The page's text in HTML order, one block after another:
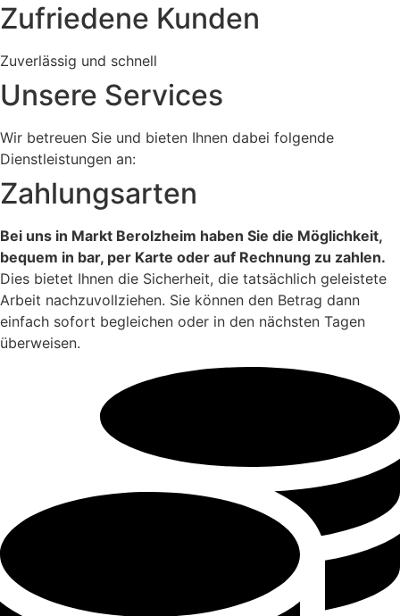
Zufriedene Kunden
Zuverlässig und schnell
Unsere Services
Wir betreuen Sie und bieten Ihnen dabei folgende
Dienstleistungen an:
Zahlungsarten
Bei uns in Markt Berolzheim haben Sie die Möglichkeit,
bequem in bar, per Karte oder auf Rechnung zu zahlen.
Dies bietet Ihnen die Sicherheit, die tatsächlich geleistete
Arbeit nachzuvollziehen. Sie können den Betrag dann
einfach sofort begleichen oder in den nächsten Tagen
überweisen.